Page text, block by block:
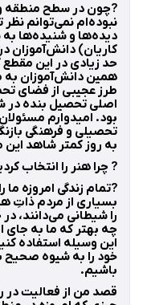
?چون در سطح منطقه
نبوده‌ام نمی‌توانم
دیده‌ها و شنیده‌ها
کاریان) دانش‌آموزان
حد زیادی در این
همین دانش‌آموزان
طرز عجیبی از فضای
اصلی تحصیل بنده در
بود. امیدوارم
تحصیلی و فرهنگی
به روز کمتر شاهد
? چرا هنر را انتخاب
?تمام زندگی امروزه ما
بسیاری از مردم ذاتِ
را شیطانی می‌دانند،
چه بهتر که ما به جای
این وسیله استفاده
خود را به شیوه صحیح
باشیم.
قصد من از فعالیت در